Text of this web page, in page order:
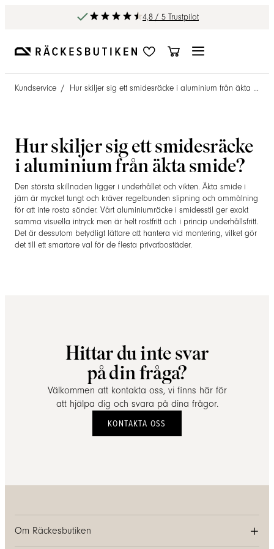
4,8 / 5 Trustpilot
Kundservice / Hur skiljer sig ett smidesräcke i aluminium från äkta smide?
Hur skiljer sig ett smidesräcke
i aluminium från äkta smide?
Den största skillnaden ligger i underhållet och vikten. Äkta smide i
järn är mycket tungt och kräver regelbunden slipning och ommålning
för att inte rosta sönder. Vårt aluminiumräcke i smidesstil ger exakt
samma visuella intryck men är helt rostfritt och i princip underhållsfritt.
Det är dessutom betydligt lättare att hantera vid montering, vilket gör
det till ett smartare val för de flesta privatbostäder.
Hittar du inte svar
på din fråga?
Välkommen att kontakta oss, vi finns här för
att hjälpa dig och svara på dina frågor.
KONTAKTA OSS
Om Räckesbutiken